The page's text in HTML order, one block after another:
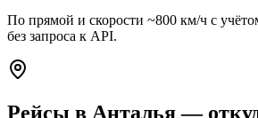
По прямой и скорости ~800 км/ч с
без запроса к API.
Рейсы в Анталья —